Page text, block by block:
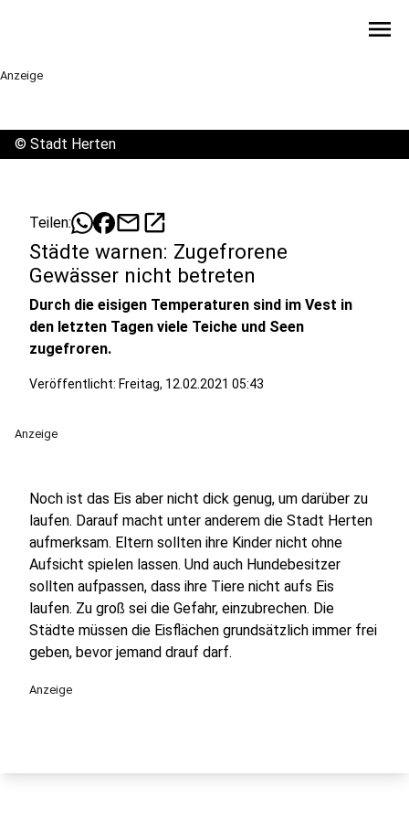
menu
Anzeige
© Stadt Herten
Teilen: mailopen_in_new
Städte warnen: Zugefrorene
Gewässer nicht betreten
Durch die eisigen Temperaturen sind im Vest in
den letzten Tagen viele Teiche und Seen
zugefroren.
Veröffentlicht: Freitag, 12.02.2021 05:43
Anzeige
Noch ist das Eis aber nicht dick genug, um darüber zu
laufen. Darauf macht unter anderem die Stadt Herten
aufmerksam. Eltern sollten ihre Kinder nicht ohne
Aufsicht spielen lassen. Und auch Hundebesitzer
sollten aufpassen, dass ihre Tiere nicht aufs Eis
laufen. Zu groß sei die Gefahr, einzubrechen. Die
Städte müssen die Eisflächen grundsätzlich immer frei
geben, bevor jemand drauf darf.
Anzeige